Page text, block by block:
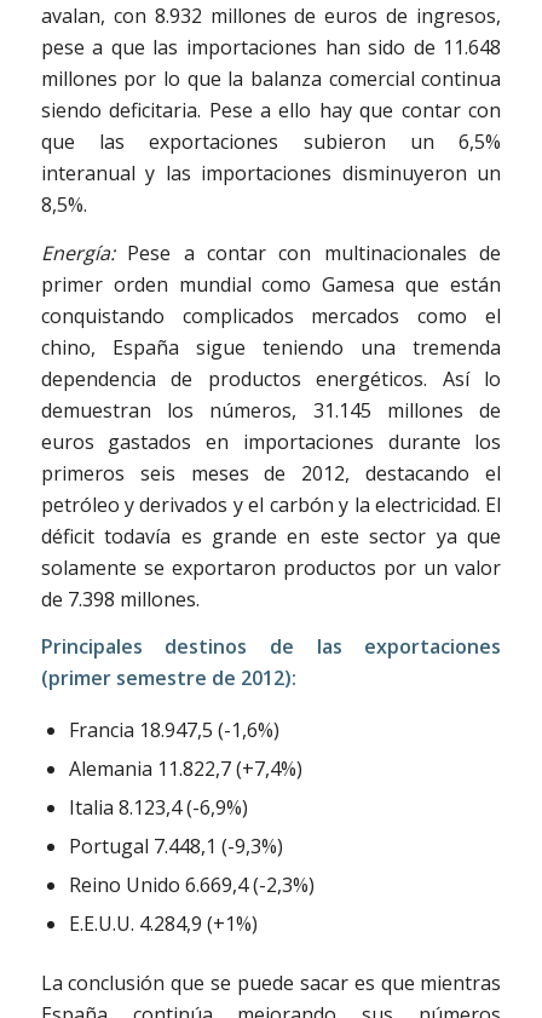
avalan, con 8.932 millones de euros de ingresos,
pese a que las importaciones han sido de 11.648
millones por lo que la balanza comercial continua
siendo deficitaria. Pese a ello hay que contar con
que las exportaciones subieron un 6,5%
interanual y las importaciones disminuyeron un
8,5%.
Energía: Pese a contar con multinacionales de
primer orden mundial como Gamesa que están
conquistando complicados mercados como el
chino, España sigue teniendo una tremenda
dependencia de productos energéticos. Así lo
demuestran los números, 31.145 millones de
euros gastados en importaciones durante los
primeros seis meses de 2012, destacando el
petróleo y derivados y el carbón y la electricidad. El
déficit todavía es grande en este sector ya que
solamente se exportaron productos por un valor
de 7.398 millones.
Principales destinos de las exportaciones
(primer semestre de 2012):
Francia 18.947,5 (-1,6%)
Alemania 11.822,7 (+7,4%)
Italia 8.123,4 (-6,9%)
Portugal 7.448,1 (-9,3%)
Reino Unido 6.669,4 (-2,3%)
E.E.U.U. 4.284,9 (+1%)
La conclusión que se puede sacar es que mientras